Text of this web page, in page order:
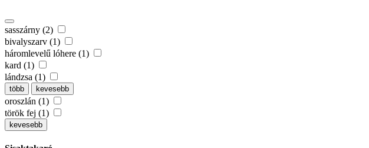
sasszárny (2)
bivalyszarv (1)
háromlevelű lóhere (1)
kard (1)
lándzsa (1)
több kevesebb
oroszlán (1)
török fej (1)
kevesebb